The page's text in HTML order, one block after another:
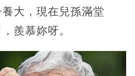
大，現在兒孫滿堂
羨慕妳呀。